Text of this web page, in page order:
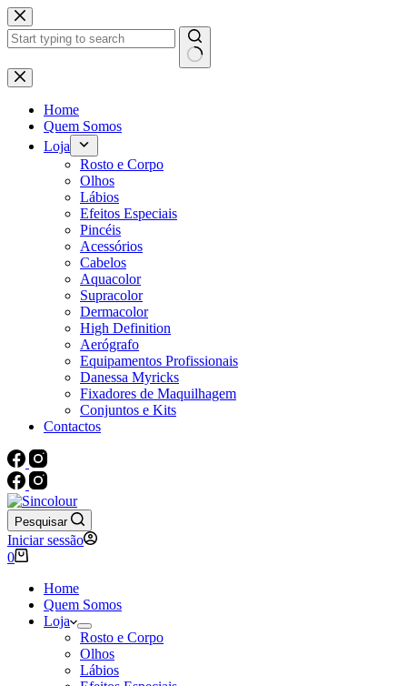
Pular
para
o
Sem
resultados
Home
Quem Somos
Loja
Rosto e Corpo
Olhos
Lábios
Efeitos Especiais
Pincéis
Acessórios
Cabelos
Aquacolor
Supracolor
Dermacolor
High Definition
Aerógrafo
Equipamentos Profissionais
Danessa Myricks
Fixadores de Maquilhagem
Conjuntos e Kits
Contactos
Pesquisar
Iniciar sessão
Carrinho
compras
0
Home
Quem Somos
Loja
Rosto e Corpo
Olhos
Lábios